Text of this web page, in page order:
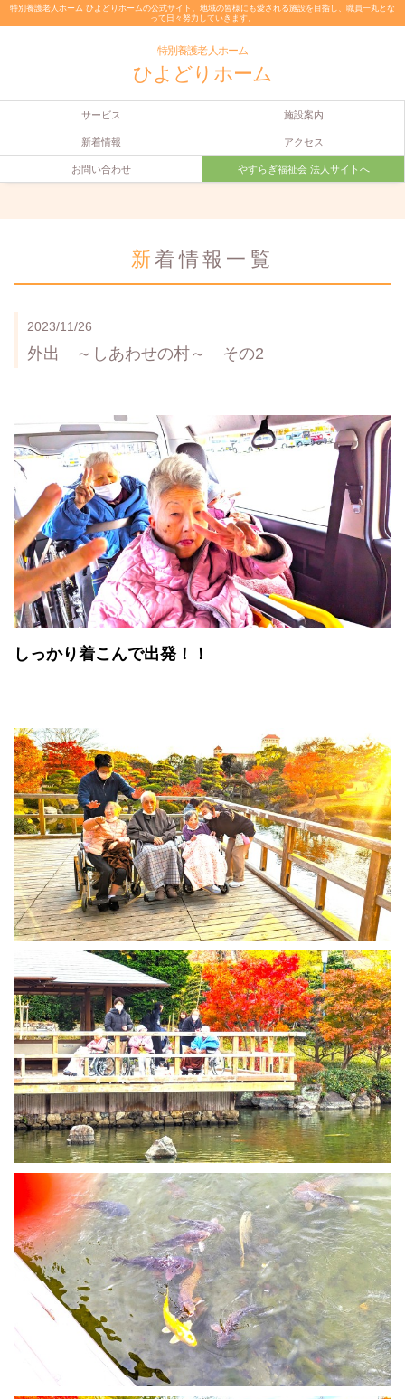
特別養護老人ホーム ひよどりホームの公式サイト。地域の皆様にも愛される施設を目指し、職員一丸とな
って日々努力していきます。
特別養護老人ホーム
ひよどりホーム
サービス 施設案内
新着情報 アクセス
お問い合わせ やすらぎ福祉会 法人サイトへ
新着情報一覧
2023/11/26
外出 ～しあわせの村～ その2
しっかり着こんで出発！！